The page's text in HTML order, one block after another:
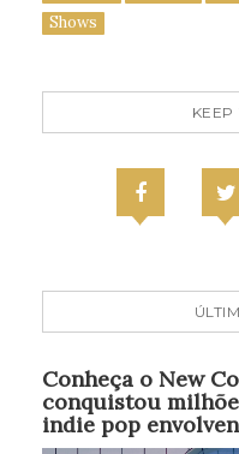
Shows
KEEP
Conheça o New
conquistou
indie pop